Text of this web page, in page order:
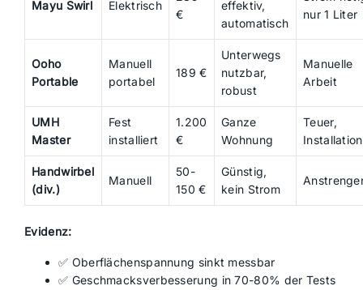
Mayu Swirl Elektrisch
€
effektiv,
automatisch
nur 1 Liter
Ooho
Portable
Manuell
portabel
189 €
Unterwegs
nutzbar,
robust
Manuelle
Arbeit
UMH
Master
Fest
installiert
1.200
€
Ganze
Wohnung
Teuer,
Installation
Handwirbel
(div.)
Manuell
50-
150 €
Günstig,
kein Strom
Evidenz:
✅ Oberflächenspannung sinkt messbar
✅ Geschmacksverbesserung in 70-80% der Tests